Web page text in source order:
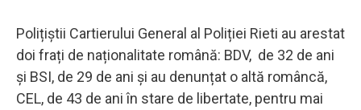
Polițiștii Cartierului General al Poliției Rieti au arestat
doi frați de naționalitate română: BDV, de 32 de ani
și BSI, de 29 de ani și au denunțat o altă româncă,
CEL, de 43 de ani în stare de libertate, pentru mai